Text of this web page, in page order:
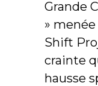
Grande
» menée
Shift
crainte
hausse